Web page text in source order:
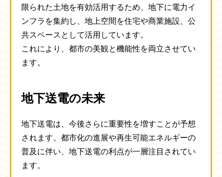
限られた土地を有効活用するため、地下に電力イ
ンフラを集約し、地上空間を住宅や商業施設、公
共スペースとして活用しています。
これにより、都市の美観と機能性を両立させてい
ます。
地下送電の未来
地下送電は、今後さらに重要性を増すことが予想
されます。都市化の進展や再生可能エネルギーの
普及に伴い、地下送電の利点が一層注目されてい
ます。